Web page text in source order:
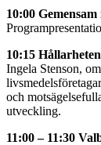
10:00
10:15
Ingela Stenson,
och
utveckling.
11:00 – 11:30